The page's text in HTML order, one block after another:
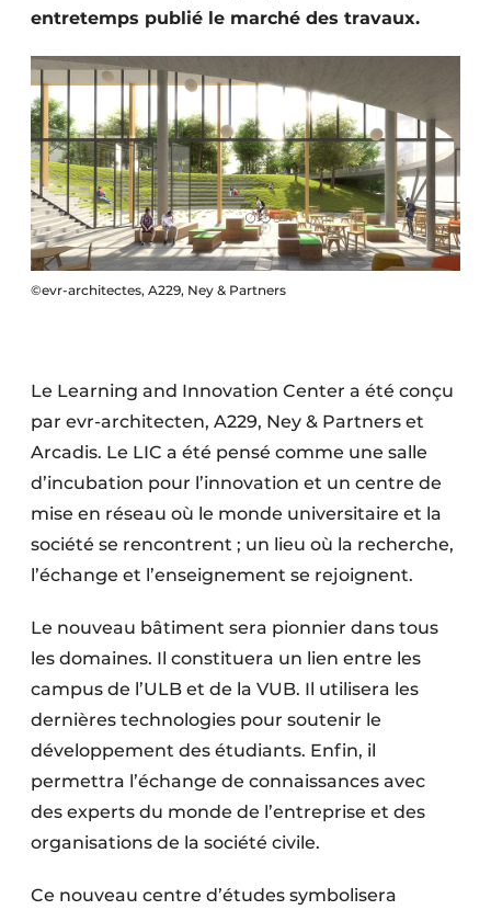
Rénovation
Sécurité incendie
Software
Techniques ferroviaires
Travaux ferroviaires
entretemps publié le marché des travaux.
©evr-architectes, A229, Ney & Partners
Le Learning and Innovation Center a été conçu
par evr-architecten, A229, Ney & Partners et
Arcadis. Le LIC a été pensé comme une salle
d’incubation pour l’innovation et un centre de
mise en réseau où le monde universitaire et la
société se rencontrent ; un lieu où la recherche,
l’échange et l’enseignement se rejoignent.
Le nouveau bâtiment sera pionnier dans tous
les domaines. Il constituera un lien entre les
campus de l’ULB et de la VUB. Il utilisera les
dernières technologies pour soutenir le
développement des étudiants. Enfin, il
permettra l’échange de connaissances avec
des experts du monde de l’entreprise et des
organisations de la société civile.
Ce nouveau centre d’études symbolisera